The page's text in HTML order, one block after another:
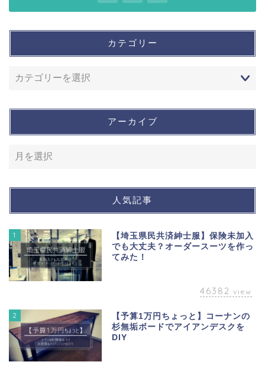
カテゴリー
アーカイブ
人気記事
1
【埼玉県民共済紳士服】保険未加入
でも大丈夫？オーダースーツを作っ
てみた！
46382 view
2
【予算1万円ちょっと】コーナンの
杉無垢ボードでアイアンデスクを
DIY